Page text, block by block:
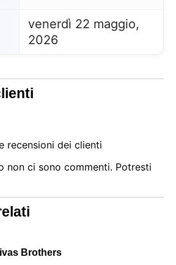
venerdì 22 maggio,
2026
recensioni dei clienti
non ci sono commenti. Potresti
Brothers
e ricordare il tuo carrello,
ricordare le scelte degli
nostro sito e, infine, per scopi di
la tua scelta e
che ci permetti di utilizzare nella